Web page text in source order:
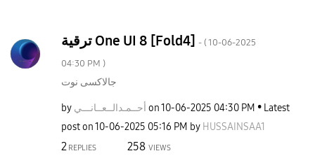
ترقية One UI 8 [Fold4] - (‎10-06-2025
04:30 PM )
جالاكسى نوت
by أحــمـدالــعــانـــي on‎10-06-2025 04:30 PM
Latest
post on‎10-06-2025 05:16 PM by HUSSAINSAA1
2REPLIES 258 VIEWS